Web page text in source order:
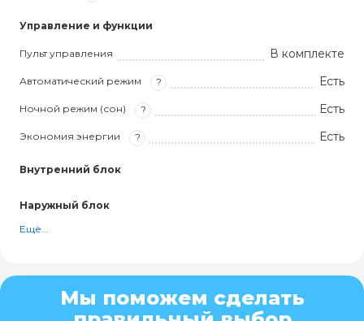
Управление и функции
Пульт управления В комплекте
Автоматический режим ? Есть
Ночной режим (сон) ? Есть
Экономия энергии ? Есть
Внутренний блок
Наружный блок
Ещё...
Мы поможем сделать